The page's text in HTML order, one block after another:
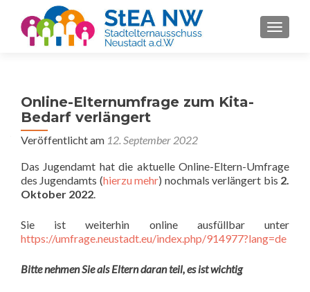
Online-Elternumfrage zum Kita-
Bedarf verlängert
Veröffentlicht am 12. September 2022
Das Jugendamt hat die aktuelle Online-Eltern-Umfrage
des Jugendamts (hierzu mehr) nochmals verlängert bis 2.
Oktober 2022.
Sie ist weiterhin online ausfüllbar unter
https://umfrage.neustadt.eu/index.php/914977?lang=de
Bitte nehmen Sie als Eltern daran teil, es ist wichtig